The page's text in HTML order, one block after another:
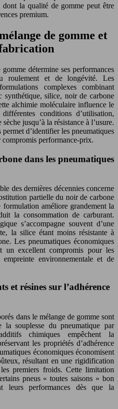
dont la qualité de gomme peut être
premium.
de gomme et
détermine ses performances
roulement et de longévité. Les
complexes combinant
synthétique, silice, noir de carbone
alchimie moléculaire influence le
conditions d’utilisation,
jusqu’à la résistance à l’usure.
d’identifier les pneumatiques
performance-prix.
dans les pneumatiques
des dernières décennies concerne
partielle du noir de carbone
améliore grandement la
la consommation de carburant.
s’accompagne souvent d’une
la silice étant moins résistante à
Les pneumatiques économiques
un excellent compromis pour les
environnementale et de
et résines sur l’adhérence
dans le mélange de gomme sont
la souplesse du pneumatique par
chimiques empêchent la
les propriétés d’adhérence
économiques économisent
résultant en une rigidification
premiers froids. Cette limitation
pneus « toutes saisons » bon
leurs performances dès que la